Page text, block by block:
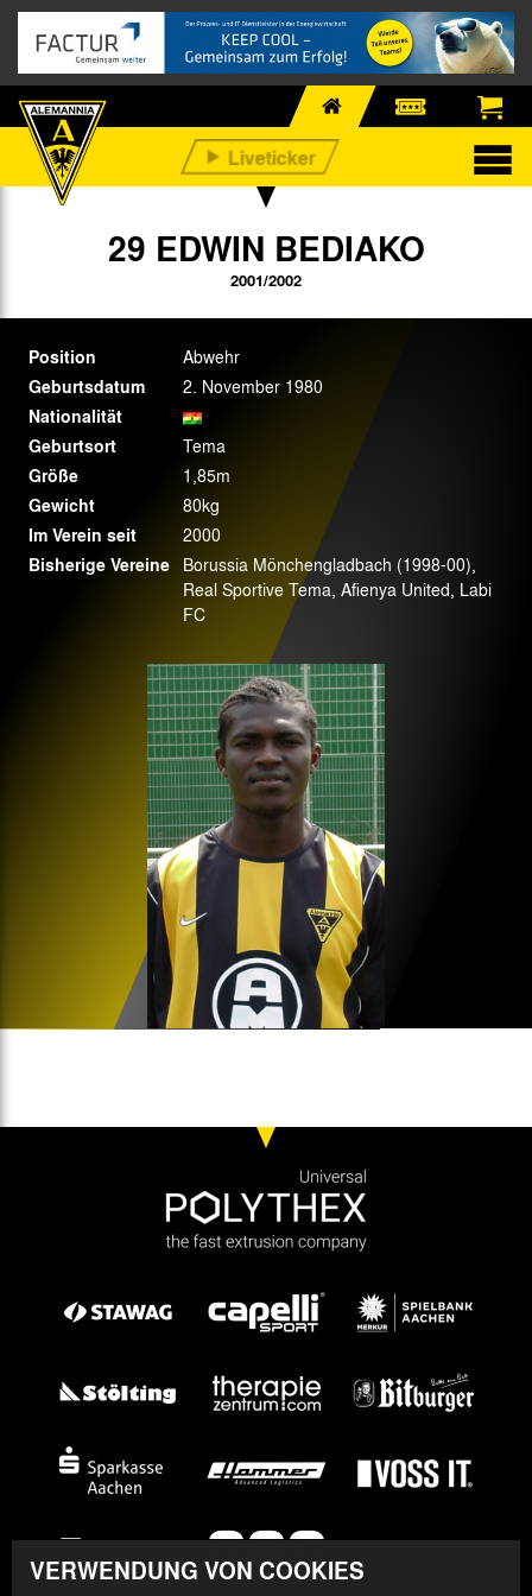
29 EDWIN BEDIAKO
2001/2002
Position Abwehr
Geburtsdatum 2. November 1980
Nationalität
Geburtsort
Tema
Größe 1,85m
Gewicht 80kg
Im Verein seit 2000
Bisherige Vereine Borussia Mönchengladbach (1998-00),
Real Sportive Tema, Afienya United, Labi
FC
VERWENDUNG VON COOKIES